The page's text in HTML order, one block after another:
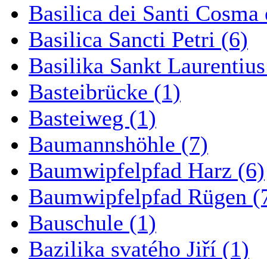
Basilica dei Santi
Basilica Sancti Petri (6)
Basilika Sankt
Basteibrücke (1)
Basteiweg (1)
Baumannshöhle (7)
Baumwipfelpfad Harz (6)
Baumwipfelpfad Rügen
Bauschule (1)
Bazilika svatého Jiří (1)